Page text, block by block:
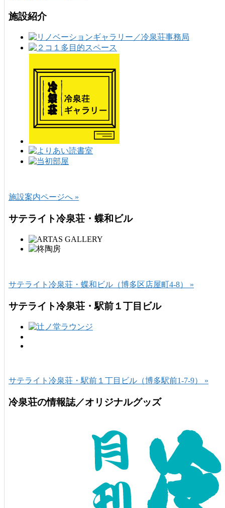
施設紹介
施設案内ページへ »
サテライト冷泉荘・蝶和ビル
サテライト冷泉荘・蝶和ビル（博多区店屋町4-8） »
サテライト冷泉荘・駅前１丁目ビル
サテライト冷泉荘・駅前１丁目ビル（博多駅前1-7-9） »
冷泉荘の情報誌／オリジナルグッズ